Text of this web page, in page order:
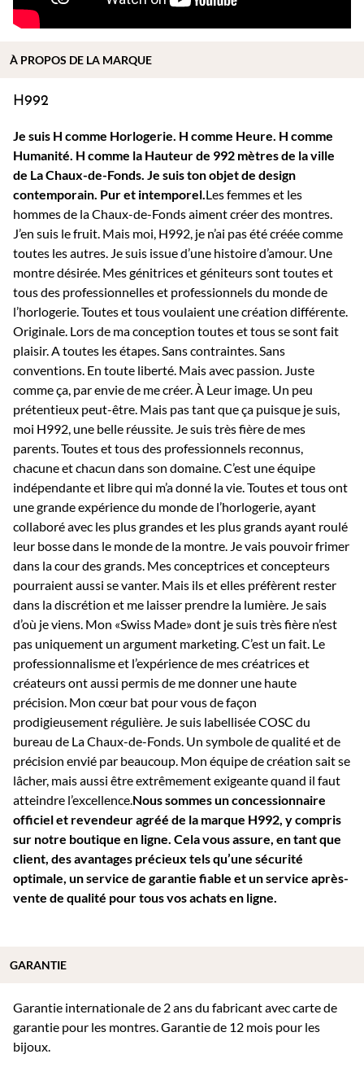
H992
Je suis H comme Horlogerie. H comme Heure. H comme
Humanité. H comme la Hauteur de 992 mètres de la ville
de La Chaux-de-Fonds. Je suis ton objet de design
contemporain. Pur et intemporel.Les femmes et les
hommes de la Chaux-de-Fonds aiment créer des montres.
J’en suis le fruit. Mais moi, H992, je n’ai pas été créée comme
toutes les autres. Je suis issue d’une histoire d’amour. Une
montre désirée. Mes génitrices et géniteurs sont toutes et
tous des professionnelles et professionnels du monde de
l’horlogerie. Toutes et tous voulaient une création différente.
Originale. Lors de ma conception toutes et tous se sont fait
plaisir. A toutes les étapes. Sans contraintes. Sans
conventions. En toute liberté. Mais avec passion. Juste
comme ça, par envie de me créer. À Leur image. Un peu
prétentieux peut-être. Mais pas tant que ça puisque je suis,
moi H992, une belle réussite. Je suis très fière de mes
parents. Toutes et tous des professionnels reconnus,
chacune et chacun dans son domaine. C’est une équipe
indépendante et libre qui m’a donné la vie. Toutes et tous ont
une grande expérience du monde de l’horlogerie, ayant
collaboré avec les plus grandes et les plus grands ayant roulé
leur bosse dans le monde de la montre. Je vais pouvoir frimer
dans la cour des grands. Mes conceptrices et concepteurs
pourraient aussi se vanter. Mais ils et elles préfèrent rester
dans la discrétion et me laisser prendre la lumière. Je sais
d’où je viens. Mon «Swiss Made» dont je suis très fière n’est
pas uniquement un argument marketing. C’est un fait. Le
professionnalisme et l’expérience de mes créatrices et
créateurs ont aussi permis de me donner une haute
précision. Mon cœur bat pour vous de façon
prodigieusement régulière. Je suis labellisée COSC du
bureau de La Chaux-de-Fonds. Un symbole de qualité et de
précision envié par beaucoup. Mon équipe de création sait se
lâcher, mais aussi être extrêmement exigeante quand il faut
atteindre l’excellence.Nous sommes un concessionnaire
officiel et revendeur agréé de la marque H992, y compris
sur notre boutique en ligne. Cela vous assure, en tant que
client, des avantages précieux tels qu’une sécurité
optimale, un service de garantie fiable et un service après-
vente de qualité pour tous vos achats en ligne.
Garantie internationale de 2 ans du fabricant avec carte de
garantie pour les montres. Garantie de 12 mois pour les
bijoux.
À PROPOS DE LA MARQUE
GARANTIE